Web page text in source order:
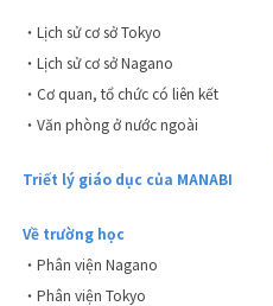
・Lịch sử cơ sở Tokyo
・Lịch sử cơ sở Nagano
・Cơ quan, tổ chức có liên kết
・Văn phòng ở nước ngoài
Triết lý giáo dục của MANABI
Về trường học
・Phân viện Nagano
・Phân viện Tokyo